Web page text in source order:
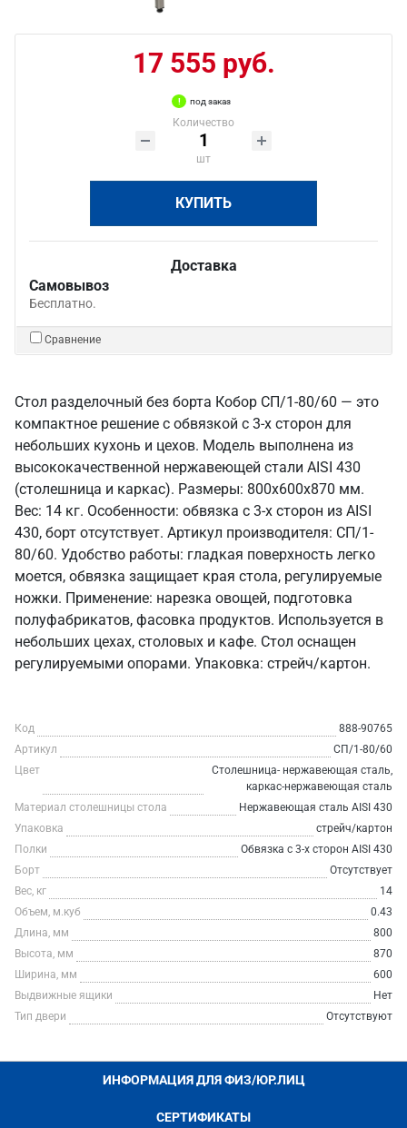
17 555 руб.
под заказ
Количество
шт
КУПИТЬ
Доставка
Самовывоз
Бесплатно.
Сравнение
Стол разделочный без борта Кобор СП/1-80/60 — это
компактное решение с обвязкой с 3-х сторон для
небольших кухонь и цехов. Модель выполнена из
высококачественной нержавеющей стали AISI 430
(столешница и каркас). Размеры: 800x600x870 мм.
Вес: 14 кг. Особенности: обвязка с 3-х сторон из AISI
430, борт отсутствует. Артикул производителя: СП/1-
80/60. Удобство работы: гладкая поверхность легко
моется, обвязка защищает края стола, регулируемые
ножки. Применение: нарезка овощей, подготовка
полуфабрикатов, фасовка продуктов. Используется в
небольших цехах, столовых и кафе. Стол оснащен
регулируемыми опорами. Упаковка: стрейч/картон.
Код
888-90765
Артикул
СП/1-80/60
Цвет
Столешница- нержавеющая сталь,
каркас-нержавеющая сталь
Материал столешницы стола
Нержавеющая сталь AISI 430
Упаковка
стрейч/картон
Полки
Обвязка с 3-х сторон AISI 430
Борт
Отсутствует
Вес, кг
14
Объем, м.куб
0.43
Длина, мм
800
Высота, мм
870
Ширина, мм
600
Выдвижные ящики
Нет
Тип двери
Отсутствуют
ИНФОРМАЦИЯ ДЛЯ ФИЗ/ЮР.ЛИЦ
СЕРТИФИКАТЫ